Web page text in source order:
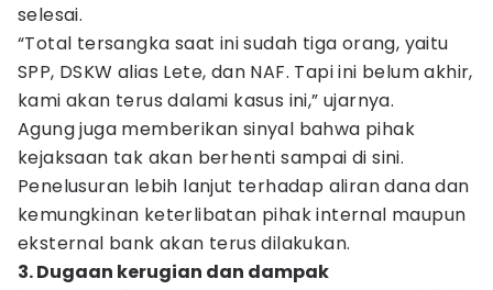
selesai.
“Total tersangka saat ini sudah tiga orang, yaitu
SPP, DSKW alias Lete, dan NAF. Tapi ini belum akhir,
kami akan terus dalami kasus ini,” ujarnya.
Agung juga memberikan sinyal bahwa pihak
kejaksaan tak akan berhenti sampai di sini.
Penelusuran lebih lanjut terhadap aliran dana dan
kemungkinan keterlibatan pihak internal maupun
eksternal bank akan terus dilakukan.
3. Dugaan kerugian dan dampak